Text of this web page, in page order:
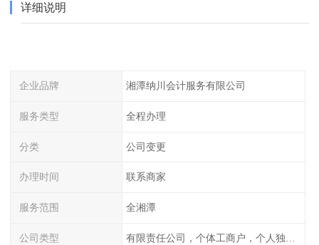
详细说明
企业品牌 湘潭纳川会计服务有限公司
服务类型 全程办理
分类 公司变更
办理时间 联系商家
服务范围 全湘潭
公司类型